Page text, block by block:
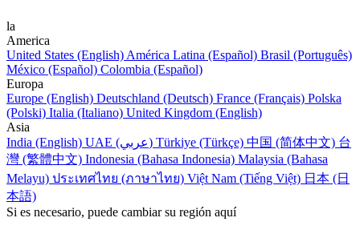
la
America
United States (English) América Latina (Español) Brasil (Português)
México (Español) Colombia (Español)
Europa
Europe (English) Deutschland (Deutsch) France (Français) Polska
(Polski) Italia (Italiano) United Kingdom (English)
Asia
India (English)
UAE (عربي) Türkiye (Türkçe) 中国 (简体中文) 台
灣 (繁體中文) Indonesia (Bahasa Indonesia) Malaysia (Bahasa
Melayu) ประเทศไทย (ภาษาไทย) Việt Nam (Tiếng Việt) 日本 (日
本語)
Si es necesario, puede cambiar su región aquí